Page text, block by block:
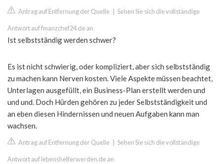
Antrag auf Entfernung der Quelle Sehen Sie sich die vollständige
Antwort auf finanzchef24.de an
Ist selbstständig werden schwer?
Es ist nicht schwierig, oder kompliziert, aber sich selbstständig
zu machen kann Nerven kosten. Viele Aspekte müssen beachtet,
Unterlagen ausgefüllt, ein Business-Plan erstellt werden und
und und. Doch Hürden gehören zu jeder Selbstständigkeit und
an eben diesen Hindernissen und neuen Aufgaben kann man
wachsen.
Antrag auf Entfernung der Quelle Sehen Sie sich die vollständige
Antwort auf lebenshelferwerden.de an